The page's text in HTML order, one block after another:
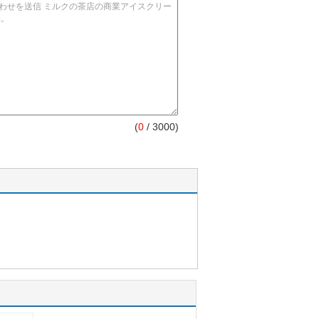
(0 / 3000)